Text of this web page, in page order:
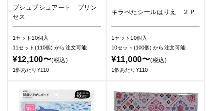
プシュプシュアート プリン
セス
1セット10個入
11セット(110個)から注文可能
¥12,100〜(税込)
1個あたり¥110
キラぺたシールはりえ ２Ｐ
1セット10個入
10セット(100個)から注文可能
¥11,000〜(税込)
1個あたり¥110